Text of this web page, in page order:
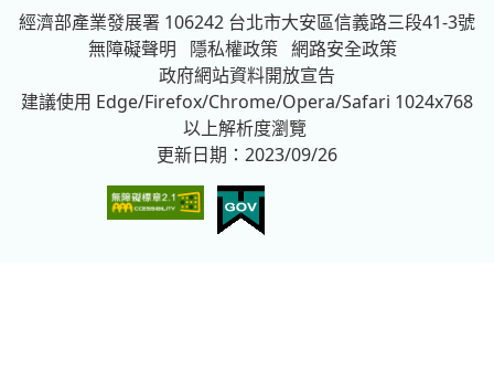
經濟部產業發展署 106242 台北市大安區信義路三段41-3號
無障礙聲明
隱私權政策 網路安全政策
政府網站資料開放宣告
建議使用 Edge/Firefox/Chrome/Opera/Safari 1024x768
以上解析度瀏覽
更新日期：2023/09/26